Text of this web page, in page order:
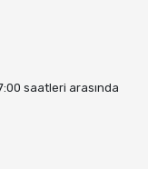
saatleri arasında